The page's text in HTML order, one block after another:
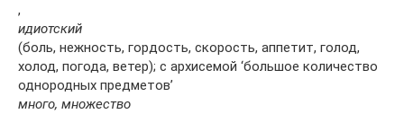
,
идиотский
(боль, нежность, гордость, скорость, аппетит, голод,
холод, погода, ветер); с архисемой ‘большое количество
однородных предметов’
много, множество